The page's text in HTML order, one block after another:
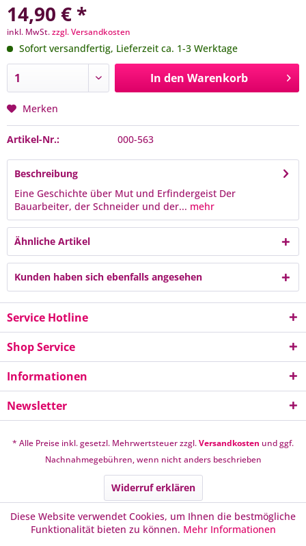
14,90 € *
inkl. MwSt.zzgl. Versandkosten
Sofort versandfertig, Lieferzeit ca. 1-3 Werktage
In den Warenkorb
Merken
Artikel-Nr.: 000-563
Beschreibung
Eine Geschichte über Mut und Erfindergeist Der
Bauarbeiter, der Schneider und der... mehr
Ähnliche Artikel
Kunden haben sich ebenfalls angesehen
Service Hotline
Shop Service
Informationen
Newsletter
* Alle Preise inkl. gesetzl. Mehrwertsteuer zzgl.Versandkosten und ggf.
Nachnahmegebühren, wenn nicht anders beschrieben
Widerruf erklären
Diese Website verwendet Cookies, um Ihnen die bestmögliche
Funktionalität bieten zu können. Mehr Informationen